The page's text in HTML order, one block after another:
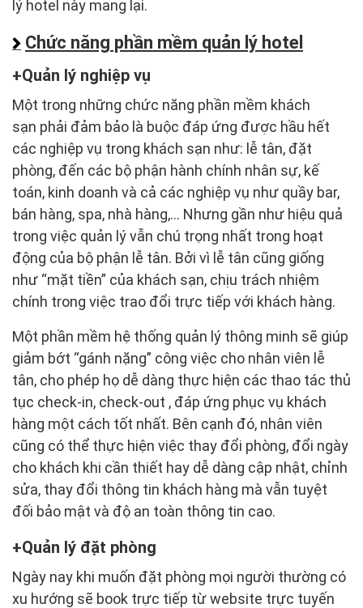
lý hotel này mang lại.
Chức năng phần mềm quản lý hotel
Quản lý nghiệp vụ
Một trong những chức năng phần mềm khách
sạn phải đảm bảo là buộc đáp ứng được hầu hết
các nghiệp vụ trong khách sạn như: lễ tân, đặt
phòng, đến các bộ phận hành chính nhân sự, kế
toán, kinh doanh và cả các nghiệp vụ như quầy bar,
bán hàng, spa, nhà hàng,… Nhưng gần như hiệu quả
trong việc quản lý vẫn chú trọng nhất trong hoạt
động của bộ phận lễ tân. Bởi vì lễ tân cũng giống
như “mặt tiền” của khách sạn, chịu trách nhiệm
chính trong việc trao đổi trực tiếp với khách hàng.
Một phần mềm hệ thống quản lý thông minh sẽ giúp
giảm bớt “gánh nặng” công việc cho nhân viên lễ
tân, cho phép họ dễ dàng thực hiện các thao tác thủ
tục check-in, check-out , đáp ứng phục vụ khách
hàng một cách tốt nhất. Bên cạnh đó, nhân viên
cũng có thể thực hiện việc thay đổi phòng, đổi ngày
cho khách khi cần thiết hay dễ dàng cập nhật, chỉnh
sửa, thay đổi thông tin khách hàng mà vẫn tuyệt
đối bảo mật và độ an toàn thông tin cao.
Quản lý đặt phòng
Ngày nay khi muốn đặt phòng mọi người thường có
xu hướng sẽ book trực tiếp từ website trực tuyến